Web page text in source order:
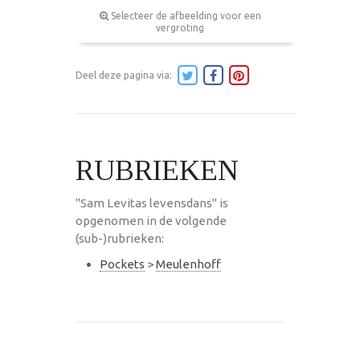
Selecteer de afbeelding voor een
vergroting
Deel deze pagina via:
RUBRIEKEN
"Sam Levitas levensdans" is
opgenomen in de volgende
(sub-)rubrieken:
Pockets >Meulenhoff